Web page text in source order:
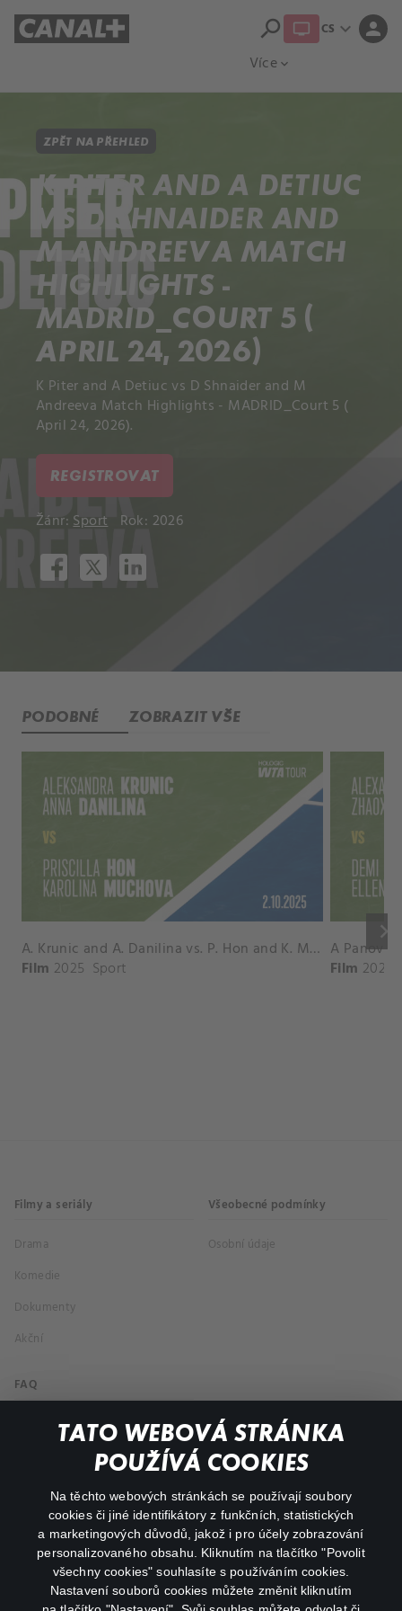
TATO WEBOVÁ STRÁNKA
POUŽÍVÁ COOKIES
Na těchto webových stránkách se používají soubory
cookies či jiné identifikátory z funkčních, statistických
a marketingových důvodů, jakož i pro účely zobrazování
personalizovaného obsahu. Kliknutím na tlačítko "Povolit
všechny cookies" souhlasíte s používáním cookies.
Nastavení souborů cookies můžete změnit kliknutím
Více expand_more
search CS expand_more person
ZPĚT NA PŘEHLED
K PITER AND A DETIUC
VS D SHNAIDER AND
M ANDREEVA MATCH
HIGHLIGHTS -
MADRID_COURT 5 (
APRIL 24, 2026)
K Piter and A Detiuc vs D Shnaider and M
Andreeva Match Highlights - MADRID_Court 5 (
April 24, 2026).
REGISTROVAT
Žánr:Sport Rok: 2026
PODOBNÉ ZOBRAZIT VŠE
keyboard_arrow_right
A. Krunic and A. Danilina vs. P. Hon and K. Muchova Match Highlights - BEIJING_Capital Group Diamond ( October 02, 2025)
Film 2025 Sport Film 2026
Filmy a seriály
Drama
Komedie
Dokumenty
Akční
Všeobecné podmínky
Osobní údaje
FAQ
Můj účet
Důležité odkazy
facebookinstagram
youtube